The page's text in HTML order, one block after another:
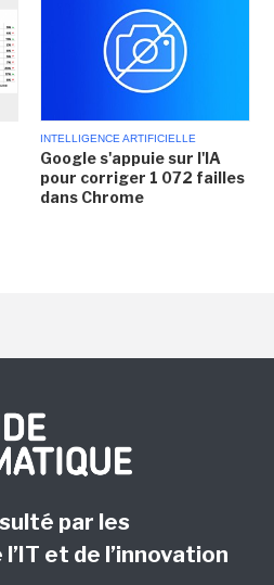
INTELLIGENCE ARTIFICIELLE
Google s'appuie sur l'IA
pour corriger 1 072 failles
dans Chrome
par les
et de l’innovation